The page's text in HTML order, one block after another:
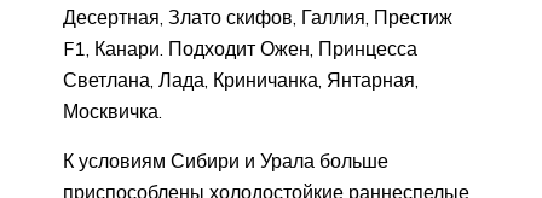
Десертная, Злато скифов, Галлия, Престиж
F1, Канари. Подходит Ожен, Принцесса
Светлана, Лада, Криничанка, Янтарная,
Москвичка.
К условиям Сибири и Урала больше
приспособлены холодостойкие раннеспелые